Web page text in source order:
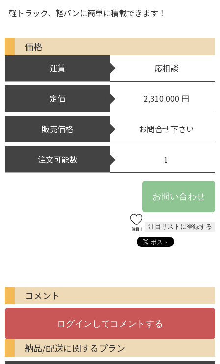
軽トラック、軽バンに簡単に積載できます！
価格
運賃 応相談
定価 2,310,000 円
販売価格 お問合せ下さい
注文可能数 1
コメント
納品/配送に関するプラン